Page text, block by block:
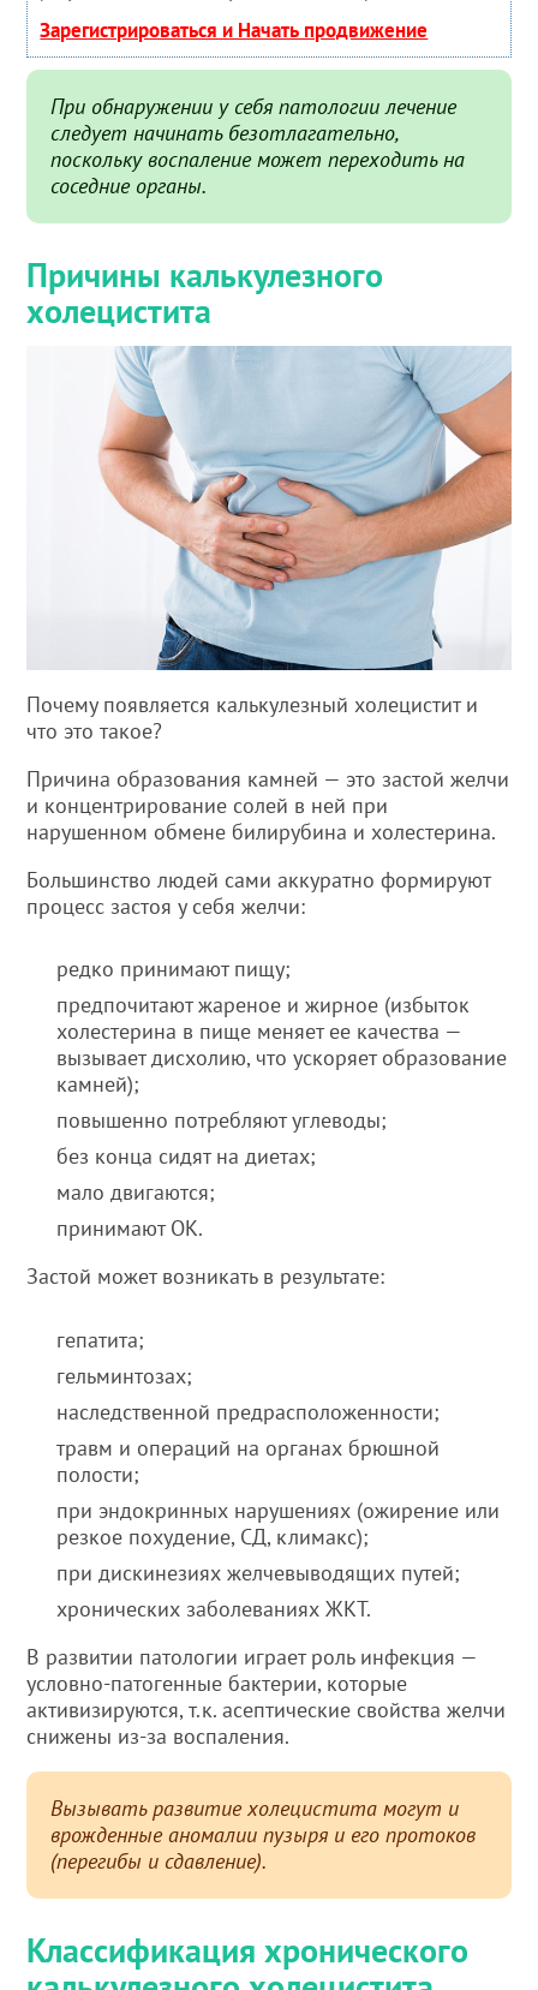
Зарегистрироваться и Начать продвижение
При обнаружении у себя патологии лечение
следует начинать безотлагательно,
поскольку воспаление может переходить на
соседние органы.
Причины калькулезного
холецистита
Почему появляется калькулезный холецистит и
что это такое?
Причина образования камней — это застой желчи
и концентрирование солей в ней при
нарушенном обмене билирубина и холестерина.
Большинство людей сами аккуратно формируют
процесс застоя у себя желчи:
редко принимают пищу;
предпочитают жареное и жирное (избыток
холестерина в пище меняет ее качества —
вызывает дисхолию, что ускоряет образование
камней);
повышенно потребляют углеводы;
без конца сидят на диетах;
мало двигаются;
принимают ОК.
Застой может возникать в результате:
гепатита;
гельминтозах;
наследственной предрасположенности;
травм и операций на органах брюшной
полости;
при эндокринных нарушениях (ожирение или
резкое похудение, СД, климакс);
при дискинезиях желчевыводящих путей;
хронических заболеваниях ЖКТ.
В развитии патологии играет роль инфекция —
условно-патогенные бактерии, которые
активизируются, т.к. асептические свойства желчи
снижены из-за воспаления.
Вызывать развитие холецистита могут и
врожденные аномалии пузыря и его протоков
(перегибы и сдавление).
Классификация хронического